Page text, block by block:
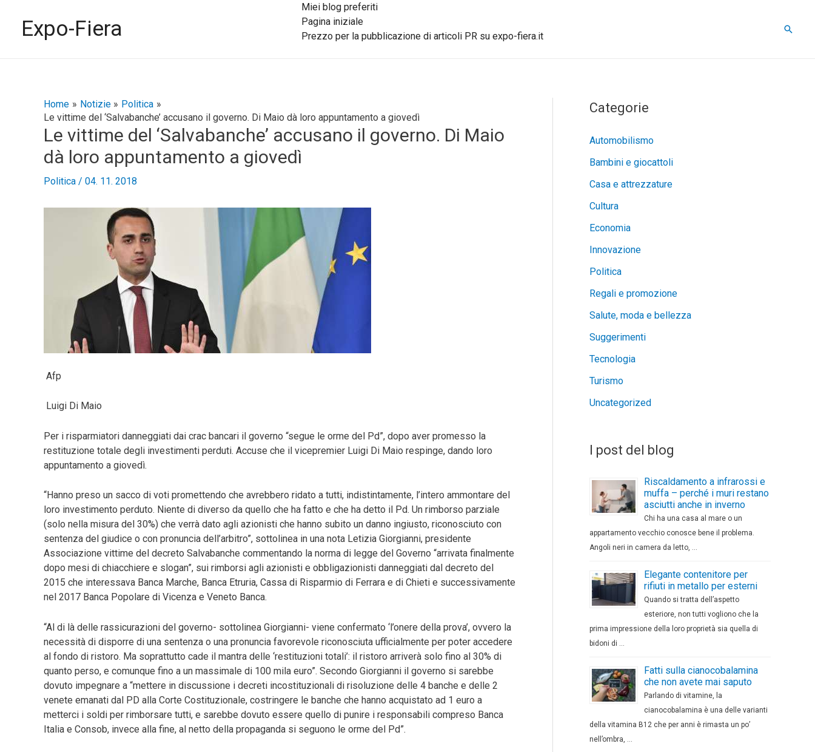
contenutoExpo-Fiera
Miei blog preferiti
Pagina iniziale
Prezzo per la pubblicazione di articoli PR su expo-fiera.it
Cerca
Home Notizie
Politica
Le vittime del ‘Salvabanche’ accusano il governo. Di Maio dà loro appuntamento a giovedì
Le vittime del ‘Salvabanche’ accusano il governo. Di Maio
dà loro appuntamento a giovedì
Politica / 04. 11. 2018
Afp
Luigi Di Maio
Per i risparmiatori danneggiati dai crac bancari il governo “segue le orme del Pd”, dopo aver promesso la
restituzione totale degli investimenti perduti. Accuse che il vicepremier Luigi Di Maio respinge, dando loro
appuntamento a giovedì.
“Hanno preso un sacco di voti promettendo che avrebbero ridato a tutti, indistintamente, l’intero ammontare del
loro investimento perduto. Niente di diverso da quello che ha fatto e che ha detto il Pd. Un rimborso parziale
(solo nella misura del 30%) che verrà dato agli azionisti che hanno subito un danno ingiusto, riconosciuto con
sentenza del giudice o con pronuncia dell’arbitro”, sottolinea in una nota Letizia Giorgianni, presidente
Associazione vittime del decreto Salvabanche commentando la norma di legge del Governo “arrivata finalmente
dopo mesi di chiacchiere e slogan”, sui rimborsi agli azionisti e obbligazionisti danneggiati dal decreto del
2015 che interessava Banca Marche, Banca Etruria, Cassa di Risparmio di Ferrara e di Chieti e successivamente
nel 2017 Banca Popolare di Vicenza e Veneto Banca.
“Al di là delle rassicurazioni del governo- sottolinea Giorgianni- viene confermato ‘l’onere della prova’, ovvero la
necessità di disporre di una sentenza o una pronuncia favorevole riconosciuta ufficialmente per poter accedere
al fondo di ristoro. Ma soprattutto cade il mantra delle ‘restituzioni totali’: il ristoro arriverà solo fino al 30% di
quanto perso, e comunque fino a un massimale di 100 mila euro”. Secondo Giorgianni il governo si sarebbe
dovuto impegnare a “mettere in discussione i decreti incostituzionali di risoluzione delle 4 banche e delle 2
venete emanati dal PD alla Corte Costituzionale, costringere le banche che hanno acquistato ad 1 euro a
metterci i soldi per rimborsare tutti, e sarebbe dovuto essere quello di punire i responsabili compreso Banca
Italia e Consob, invece alla fine, al netto della propaganda si seguono le orme del Pd”.
Navigazione
articoli
Categorie
Automobilismo
Bambini e giocattoli
Casa e attrezzature
Cultura
Economia
Innovazione
Politica
Regali e promozione
Salute, moda e bellezza
Suggerimenti
Tecnologia
Turismo
Uncategorized
I post del blog
Riscaldamento a infrarossi e
muffa – perché i muri restano
asciutti anche in inverno
Chi ha una casa al mare o un
appartamento vecchio conosce bene il problema.
Angoli neri in camera da letto, …
Elegante contenitore per
rifiuti in metallo per esterni
Quando si tratta dell’aspetto
esteriore, non tutti vogliono che la
prima impressione della loro proprietà sia quella di
bidoni di …
Fatti sulla cianocobalamina
che non avete mai saputo
Parlando di vitamine, la
cianocobalamina è una delle varianti
della vitamina B12 che per anni è rimasta un po’
nell’ombra, …